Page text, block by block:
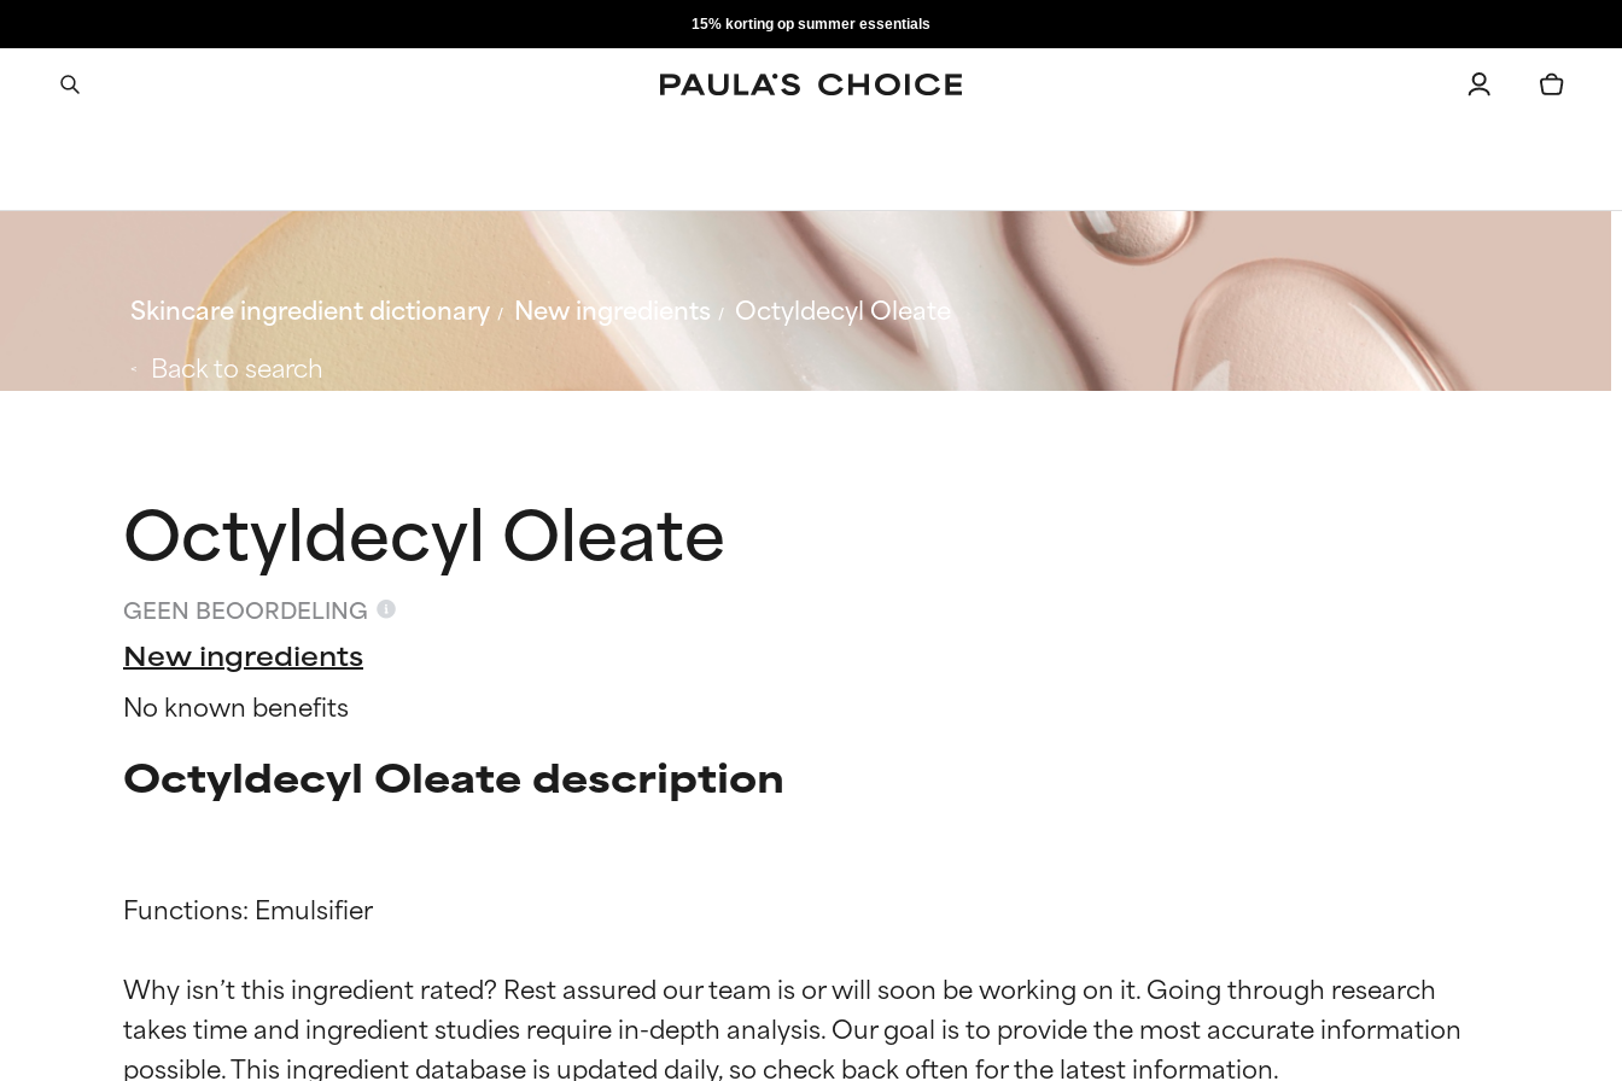
15% korting op summer essentials
Skincare ingredient dictionary New ingredients
Octyldecyl Oleate
Back to search
Octyldecyl Oleate
GEEN BEOORDELING
New ingredients
No known benefits
Octyldecyl Oleate description
Functions: Emulsifier
Why isn’t this ingredient rated? Rest assured our team is or will soon be working on it. Going through research
takes time and ingredient studies require in-depth analysis. Our goal is to provide the most accurate information
Beoordelingen van ingrediënten
BESTE
Beoordelingen van ingrediënten
BESTE